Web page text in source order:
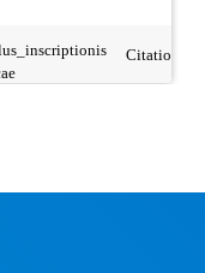
Citatio